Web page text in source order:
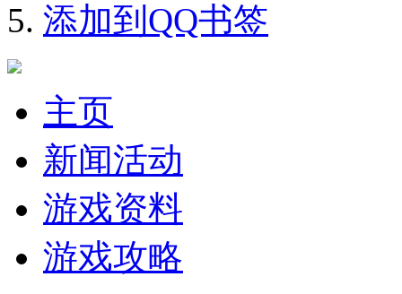
添加到QQ书签
主页
新闻活动
游戏资料
游戏攻略